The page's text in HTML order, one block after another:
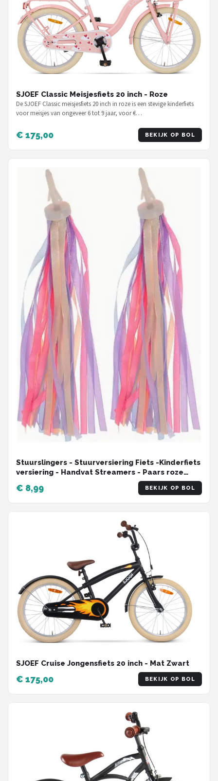
SJOEF Classic Meisjesfiets 20 inch - Roze
De SJOEF Classic meisjesfiets 20 inch in roze is een stevige kinderfiets
voor meisjes van ongeveer 6 tot 9 jaar, voor €…
€ 175,00 BEKIJK OP BOL
Stuurslingers - Stuurversiering Fiets -Kinderfiets
versiering - Handvat Streamers - Paars roze
€ 8,99 BEKIJK OP BOL
SJOEF Cruise Jongensfiets 20 inch - Mat Zwart
€ 175,00 BEKIJK OP BOL